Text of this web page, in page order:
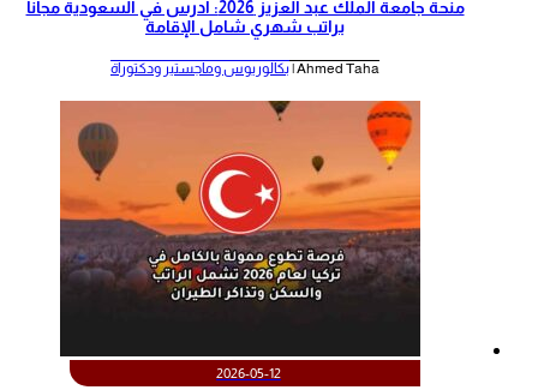
منحة جامعة الملك عبد العزيز 2026: ادرس في السعودية مجاناً
براتب شهري شامل الإقامة
Ahmed Taha | بكالوريوس وماجستير ودكتوراة
2026-05-12